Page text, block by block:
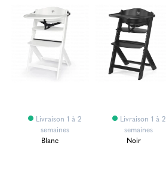
Livraison 1 à 2
semaines
Blanc
Livraison 1 à 2
semaines
Noir